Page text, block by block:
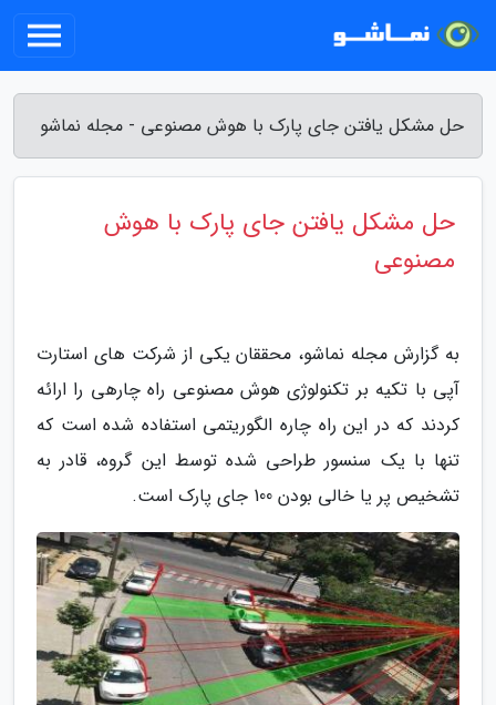
حل مشکل یافتن جای پارک با هوش مصنوعی - مجله نماشو
حل مشکل یافتن جای پارک با هوش
مصنوعی
به گزارش مجله نماشو، محققان یکی از شرکت های استارت
آپی با تکیه بر تکنولوژی هوش مصنوعی راه چارهی را ارائه
کردند که در این راه چاره الگوریتمی استفاده شده است که
تنها با یک سنسور طراحی شده توسط این گروه، قادر به
تشخیص پر یا خالی بودن 100 جای پارک است.